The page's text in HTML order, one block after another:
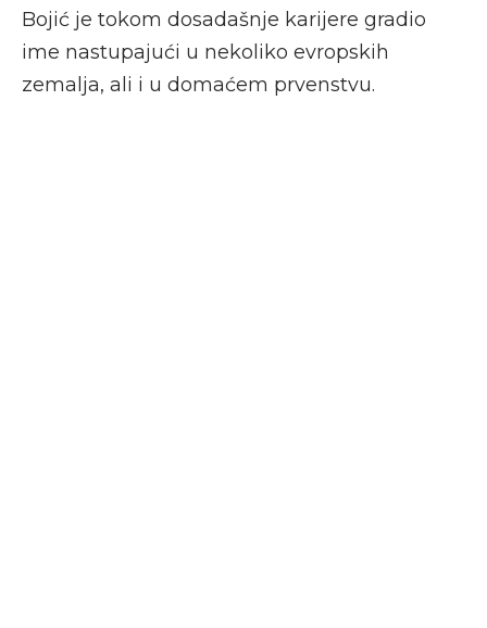
Bojić je tokom dosadašnje karijere gradio
ime nastupajući u nekoliko evropskih
zemalja, ali i u domaćem prvenstvu.